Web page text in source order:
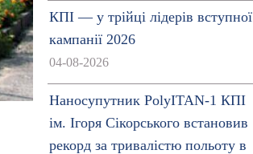
КПІ — у трійці лідерів вступної
кампанії 2026
04-08-2026
Наносупутник PolyITAN-1 КПІ
ім. Ігоря Сікорського встановив
рекорд за тривалістю польоту в